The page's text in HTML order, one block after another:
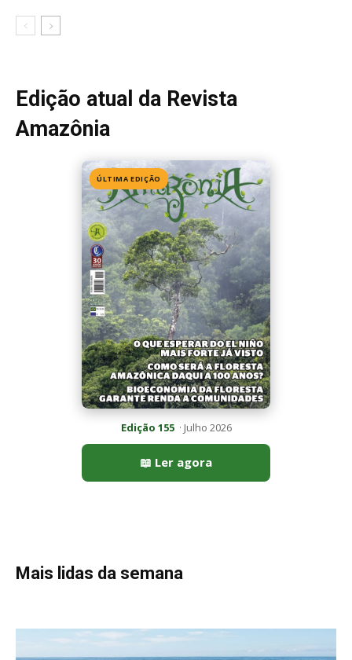
Edição 155· Julho 2026
📖 Ler agora
Mais lidas da semana
Peixe-lua emerge horizontalmente na superfície oceânica para
permitir que aves marinhas removam ectoparasitas